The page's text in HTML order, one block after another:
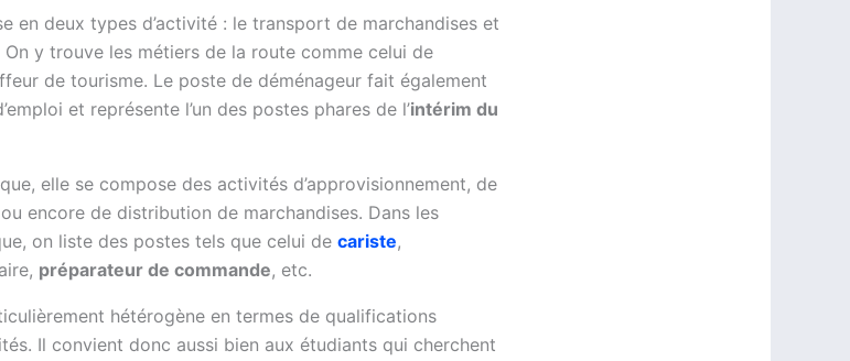
en deux types d’activité : le transport de marchandises et
y trouve les métiers de la route comme celui de
de tourisme. Le poste de déménageur fait également
et représente l’un des postes phares de l’intérim du
elle se compose des activités d’approvisionnement, de
encore de distribution de marchandises. Dans les
on liste des postes tels que celui de cariste,
préparateur de commande, etc.
hétérogène en termes de qualifications
Il convient donc aussi bien aux étudiants qui cherchent